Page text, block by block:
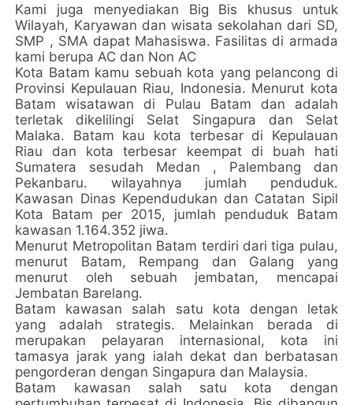
Kami juga menyediakan Big Bis khusus untuk
Wilayah, Karyawan dan wisata sekolahan dari SD,
SMP , SMA dapat Mahasiswa. Fasilitas di armada
kami berupa AC dan Non AC
Kota Batam kamu sebuah kota yang pelancong di
Provinsi Kepulauan Riau, Indonesia. Menurut kota
Batam wisatawan di Pulau Batam dan adalah
terletak dikelilingi Selat Singapura dan Selat
Malaka. Batam kau kota terbesar di Kepulauan
Riau dan kota terbesar keempat di buah hati
Sumatera sesudah Medan , Palembang dan
Pekanbaru. wilayahnya jumlah penduduk.
Kawasan Dinas Kependudukan dan Catatan Sipil
Kota Batam per 2015, jumlah penduduk Batam
kawasan 1.164.352 jiwa.
Menurut Metropolitan Batam terdiri dari tiga pulau,
menurut Batam, Rempang dan Galang yang
menurut oleh sebuah jembatan, mencapai
Jembatan Barelang.
Batam kawasan salah satu kota dengan letak
yang adalah strategis. Melainkan berada di
merupakan pelayaran internasional, kota ini
tamasya jarak yang ialah dekat dan berbatasan
pengorderan dengan Singapura dan Malaysia.
Batam kawasan salah satu kota dengan